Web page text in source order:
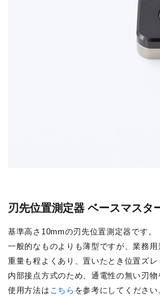
刃先位置測定器 ベースマスタ
基準高さ10mmの刃先位置測定器です。
一般的なものよりも薄型ですが、業務
重量も程よくあり、置いたとき位置ズレ
内部接点方式のため、通電性の無い刃物
使用方法は こちら を参考にしてください